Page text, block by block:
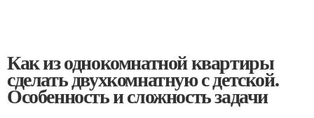
Как из однокомнатной квартиры
сделать двухкомнатную с детской.
Особенность и сложность задачи